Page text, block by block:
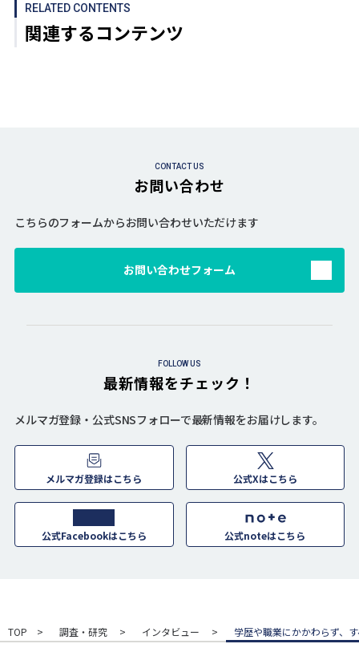
RELATED CONTENTS
関連するコンテンツ
CONTACT US
お問い合わせ
こちらのフォームからお問い合わせいただけます
お問い合わせフォーム
FOLLOW US
最新情報をチェック！
メルマガ登録・公式SNSフォローで最新情報をお届けします。
メルマガ登録はこちら 公式Xはこちら
公式Facebookはこちら 公式noteはこちら
TOP 調査・研究 インタビュー 学歴や職業にかかわらず、